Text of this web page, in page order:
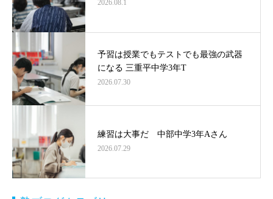
2026.08.1
予習は授業でもテストでも最強の武器
になる 三重平中学3年T
2026.07.30
練習は大事だ 中部中学3年Aさん
2026.07.29